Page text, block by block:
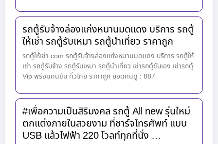
รถตู้รับจ้างล่องแก่งหนานมดแดง บริการ รถตู้
ให้เช่า รถตู้รับเหมา รถตู้นำเที่ยว ราคาถูก
รถตู้ให้เช่า.com รถตู้รับจ้างล่องแก่งหนานมดแดง บริการ รถตู้ให้
เช่า รถตู้รับจ้าง รถตู้รับเหมา รถตู้นำเที่ยว เช่ารถตู้ขับเอง เช่ารถตู้
Vip พร้อมคนขับ ทั่วไทย ราคาถูก ยอดคนดู : 887
#เพื่อความเป็นสิริมงคล รถตู้ All new รุ่นใหม่
ตกแต่งภายในสวยงาม ที่ชาร์จโทรศัพท์ แบบ
USB แล้วไฟฟ้า 220 โวลท์ทุกที่นั่ง …